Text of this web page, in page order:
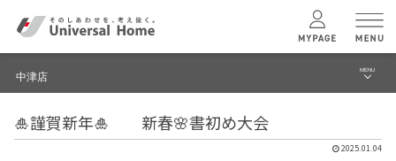
ユニバーサル ホームの特長
中津店 MENU
ブログ
🎍謹賀新年🎍 新春🌸書初め大会
2025.01.04